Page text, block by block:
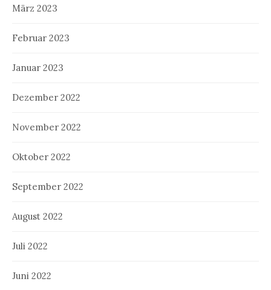
März 2023
Februar 2023
Januar 2023
Dezember 2022
November 2022
Oktober 2022
September 2022
August 2022
Juli 2022
Juni 2022